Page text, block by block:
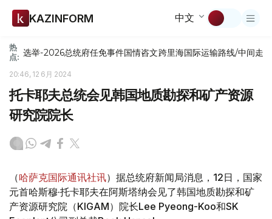
KAZINFORM 中文
热
点: 选举-2026总统府任免事件国情咨文跨里海国际运输路线/中间走廊
20:46, 12 6月 2024
托卡耶夫总统会见韩国地质勘探和矿产资源
研究院院长
（哈萨克国际通讯社讯）据总统府新闻局消息，12日，国家
元首哈斯穆·托卡耶夫在阿斯塔纳会见了韩国地质勘探和矿
产资源研究院（KIGAM）院长Lee Pyeong-Koo和SK